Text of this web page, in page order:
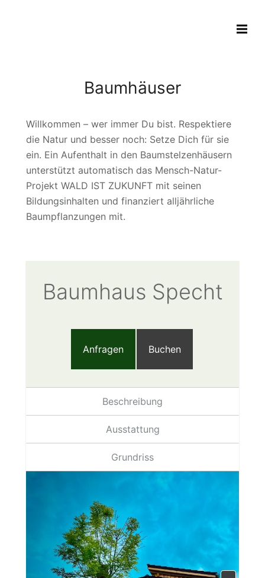
Baumhäuser
Willkommen – wer immer Du bist. Respektiere
die Natur und besser noch: Setze Dich für sie
ein. Ein Aufenthalt in den Baumstelzenhäusern
unterstützt automatisch das Mensch-Natur-
Projekt WALD IST ZUKUNFT mit seinen
Bildungsinhalten und finanziert alljährliche
Baumpflanzungen mit.
Baumhaus Specht
Anfragen Buchen
Beschreibung
Ausstattung
Grundriss